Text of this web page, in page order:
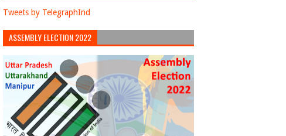
Tweets by TelegraphInd
ASSEMBLY ELECTION 2022